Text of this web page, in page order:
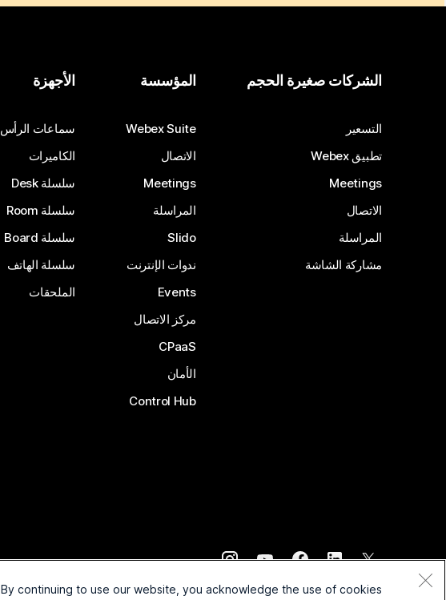
الشركات صغيرة الحجم
التسعير
تطبيق Webex
Meetings
الاتصال
المراسلة
مشاركة الشاشة
المؤسسة
Webex Suite
الاتصال
Meetings
المراسلة
Slido
ندوات الإنترنت
Events
مركز الاتصال
CPaaS
الأمان
Control Hub
الأجهزة
سماعات الرأس
الكاميرات
سلسلة Desk
سلسلة Room
سلسلة Board
سلسلة الهاتف
الملحقات
2026Cisco و/أو الشركات التابعة لها. جميع الحقوق محفوظة.
By continuing to use our website, you acknowledge the use of cookies.